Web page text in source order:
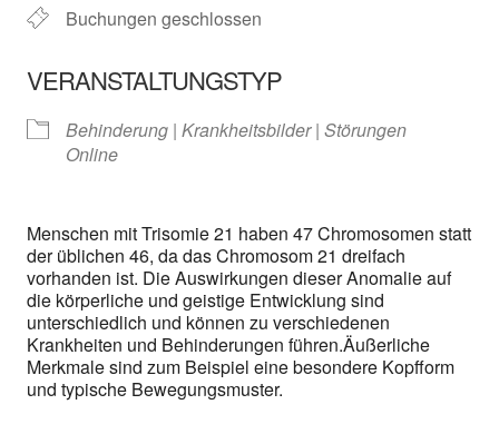
Buchungen geschlossen
VERANSTALTUNGSTYP
Behinderung | Krankheitsbilder | Störungen
Online
Menschen mit Trisomie 21 haben 47 Chromosomen statt
der üblichen 46, da das Chromosom 21 dreifach
vorhanden ist. Die Auswirkungen dieser Anomalie auf
die körperliche und geistige Entwicklung sind
unterschiedlich und können zu verschiedenen
Krankheiten und Behinderungen führen.Äußerliche
Merkmale sind zum Beispiel eine besondere Kopfform
und typische Bewegungsmuster.